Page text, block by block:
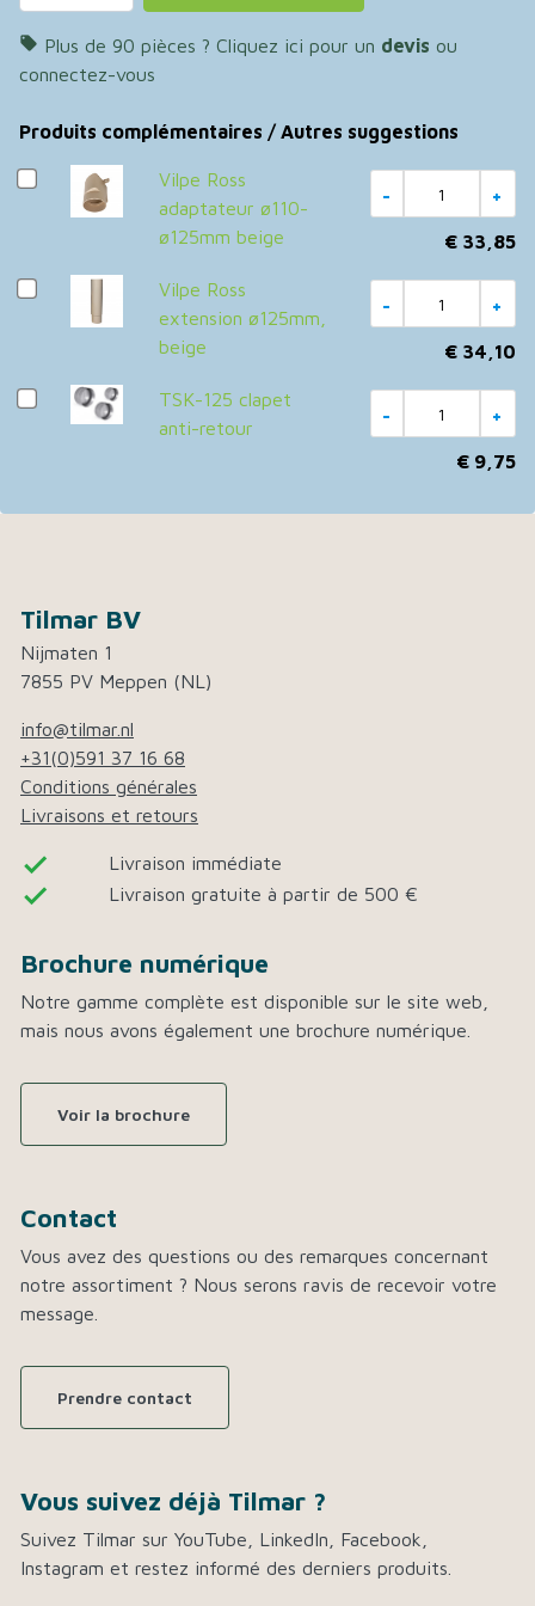
permettant l’évacuation de l’humidité ou de la
condensation éventuellement présente.
fumées de cuisson, il est recommandé d’intégrer un
clapet anti-retour Ø160 mm
d’éviter tout reflux d’air indésirable (courants d’air).
 Plus de 90 pièces ? Cliquez ici pour un devis ou
connectez-vous
Produits complémentaires / Autres suggestions
Vilpe Ross
adaptateur ø110-
ø125mm beige
€ 33,85
Vilpe Ross
extension ø125mm,
beige
€ 34,10
TSK-125 clapet
anti-retour
€ 9,75
Tilmar BV
Nijmaten 1
7855 PV Meppen (NL)
info@tilmar.nl
+31(0)591 37 16 68
Conditions générales
Livraisons et retours
done Livraison immédiate
done Livraison gratuite à partir de 500 €
Brochure numérique
Notre gamme complète est disponible sur le site web,
mais nous avons également une brochure numérique.
Voir la brochure
Contact
Vous avez des questions ou des remarques concernant
notre assortiment ? Nous serons ravis de recevoir votre
message.
Prendre contact
Vous suivez déjà Tilmar ?
Suivez Tilmar sur YouTube, LinkedIn, Facebook,
Instagram et restez informé des derniers produits.